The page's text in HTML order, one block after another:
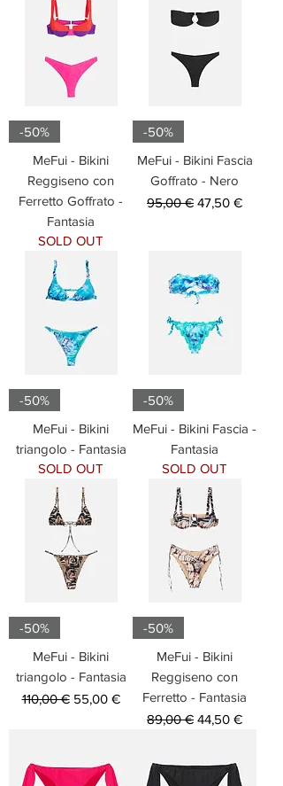
-50%
MeFui - Bikini
Reggiseno con
Ferretto Goffrato -
Fantasia
SOLD OUT
-50%
MeFui - Bikini Fascia
Goffrato - Nero
Prezzo regolare
95,00 € Prezzo scontato
47,50 €
-50%
MeFui - Bikini
triangolo - Fantasia
SOLD OUT
-50%
MeFui - Bikini Fascia -
Fantasia
SOLD OUT
-50%
MeFui - Bikini
triangolo - Fantasia
Prezzo regolare
110,00 € Prezzo scontato
55,00 €
-50%
MeFui - Bikini
Reggiseno con
Ferretto - Fantasia
Prezzo regolare
89,00 € Prezzo scontato
44,50 €